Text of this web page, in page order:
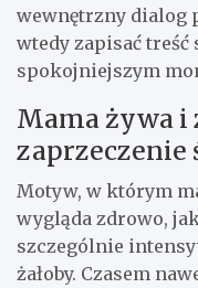
wewnętrzny dialog
wtedy zapisać treść
spokojniejszym
Mama żywa i
zaprzeczenie
Motyw, w którym
wygląda zdrowo,
szczególnie
żałoby. Czasem